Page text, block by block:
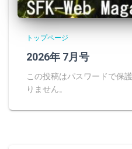
トップページ
2026年 7月号
この投稿はパスワードで保
りません。